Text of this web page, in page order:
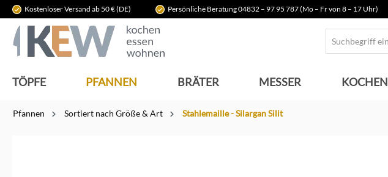
Zur Hauptnavigation springen
Kostenloser Versand ab 50 € (DE) Persönliche Beratung 04832 – 97 95 787 (Mo – Fr von 8 – 17 Uhr)
TÖPFE PFANNEN BRÄTER MESSER KOCHEN
Pfannen Sortiert nach Größe & Art Stahlemaille - Silargan Silit